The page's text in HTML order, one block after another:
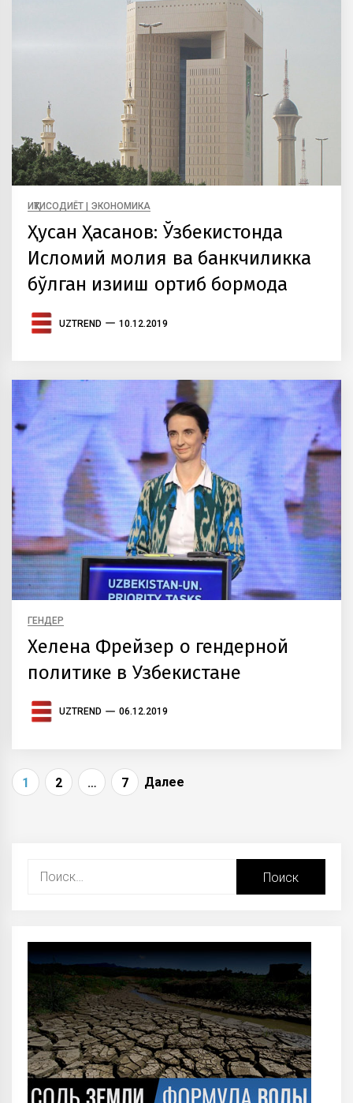
ИҚТИСОДИЁТ | ЭКОНОМИКА
Ҳусан Ҳасанов: Ўзбекистонда
Исломий молия ва банкчиликка
бўлган қизиқиш ортиб бормоқда
UZTREND 10.12.2019
ГЕНДЕР
Хелена Фрейзер о гендерной
политике в Узбекистане
UZTREND 06.12.2019
Навигация
1 2 … 7 Далее